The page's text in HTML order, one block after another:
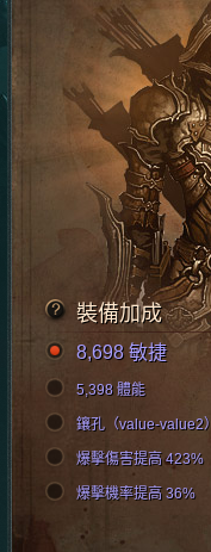
裝備加成
8,698 敏捷
5,398 體能
鑲孔（value-value2）
爆擊傷害提高 423%
爆擊機率提高 36%